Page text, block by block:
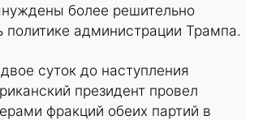
более решительно
политике администрации Трампа.
суток до наступления
президент провел
фракций обеих партий в